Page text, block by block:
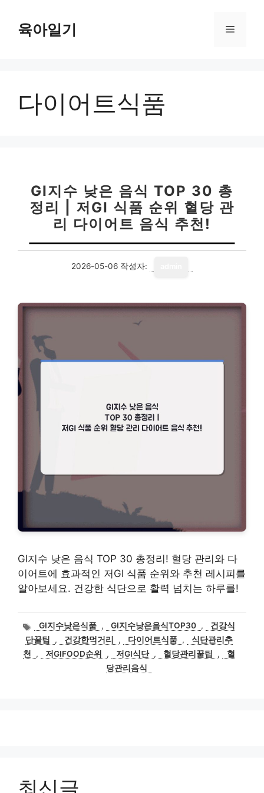
육아일기 메
다이어트식품
GI지수 낮은 음식 TOP 30 총
정리 | 저GI 식품 순위 혈당 관
리 다이어트 음식 추천!
2026-05-06 작성자:
GI지수 낮은 음식 TOP 30 총정리! 혈당 관리와 다
이어트에 효과적인 저GI 식품 순위와 추천 레시피를
알아보세요. 건강한 식단으로 활력 넘치는 하루를!
태
그
GI지수낮은식품 , GI지수낮은음식TOP30 ,
건강식
단꿀팁
, 건강한먹거리 , 다이어트식품 ,
식단관리추
천
, 저GIFOOD순위 , 저GI식단 , 혈당관리꿀팁 ,
혈
당관리음식
최신글